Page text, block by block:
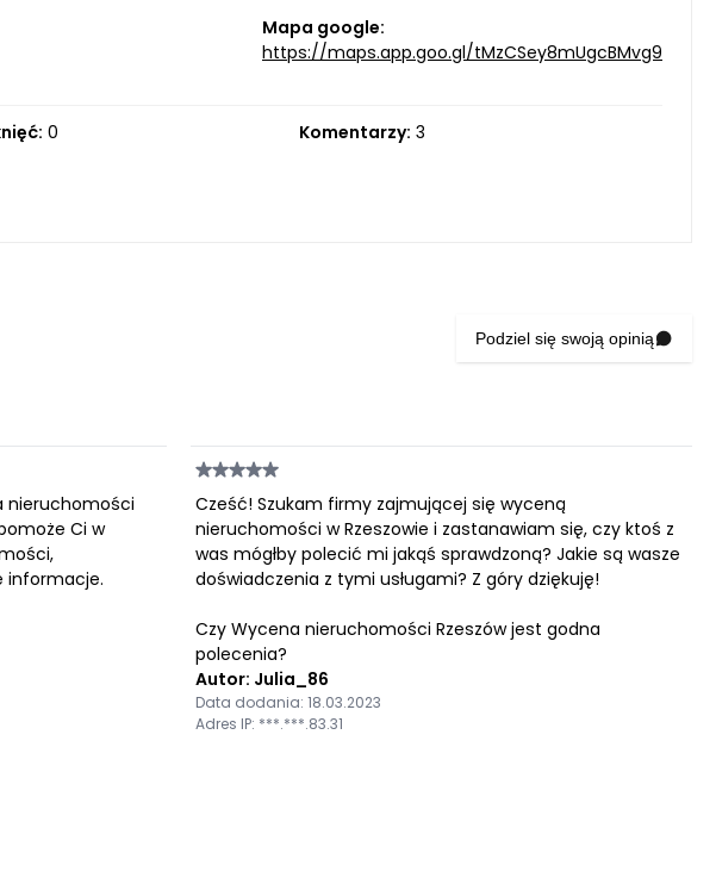
Mapa google:
https://maps.app.goo.gl/tMzCSey8mUgcBMvg9
0 Komentarzy: 3
Podziel się swoją opinią
nieruchomości
Ci w
informacje.
Cześć! Szukam firmy zajmującej się wyceną
nieruchomości w Rzeszowie i zastanawiam się, czy ktoś z
was mógłby polecić mi jakąś sprawdzoną? Jakie są wasze
doświadczenia z tymi usługami? Z góry dziękuję!
Czy Wycena nieruchomości Rzeszów jest godna
polecenia?
Autor: Julia_86
Data dodania: 18.03.2023
Adres IP: ***.***.83.31